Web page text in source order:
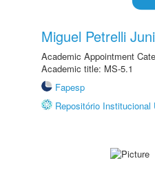
Miguel Petrelli
Academic Appointment
Academic title: MS-5.1
Fapesp
Repositório Institucional